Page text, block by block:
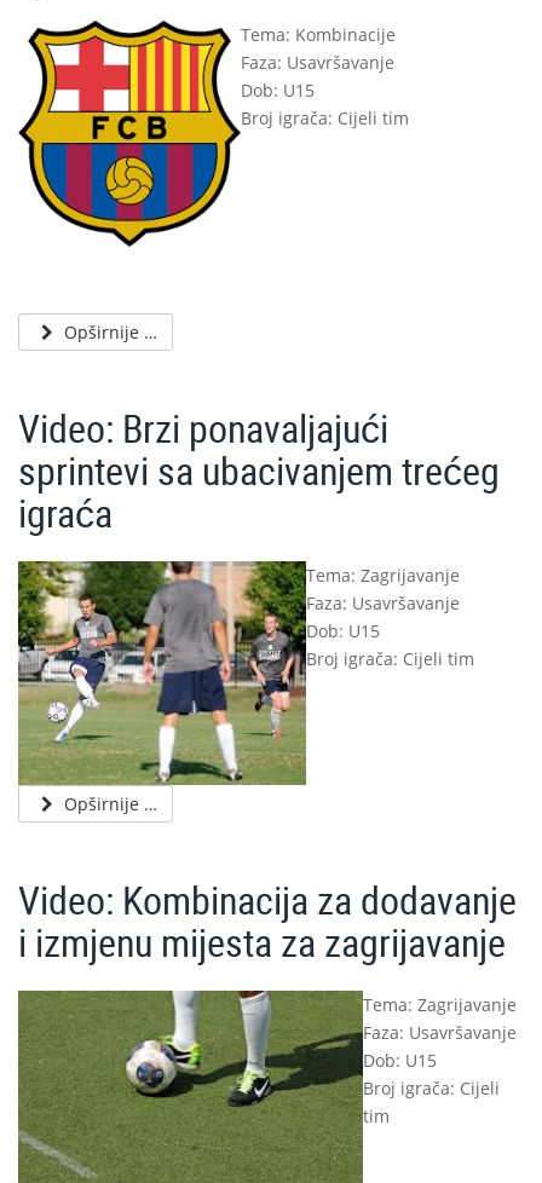
Tema: Kombinacije
Faza: Usavršavanje
Dob: U15
Broj igrača: Cijeli tim
Opširnije …
Video: Brzi ponavaljajući
sprintevi sa ubacivanjem trećeg
igraća
Tema: Zagrijavanje
Faza: Usavršavanje
Dob: U15
Broj igrača: Cijeli tim
Opširnije …
Video: Kombinacija za dodavanje
i izmjenu mijesta za zagrijavanje
Tema: Zagrijavanje
Faza: Usavršavanje
Dob: U15
Broj igrača: Cijeli
tim